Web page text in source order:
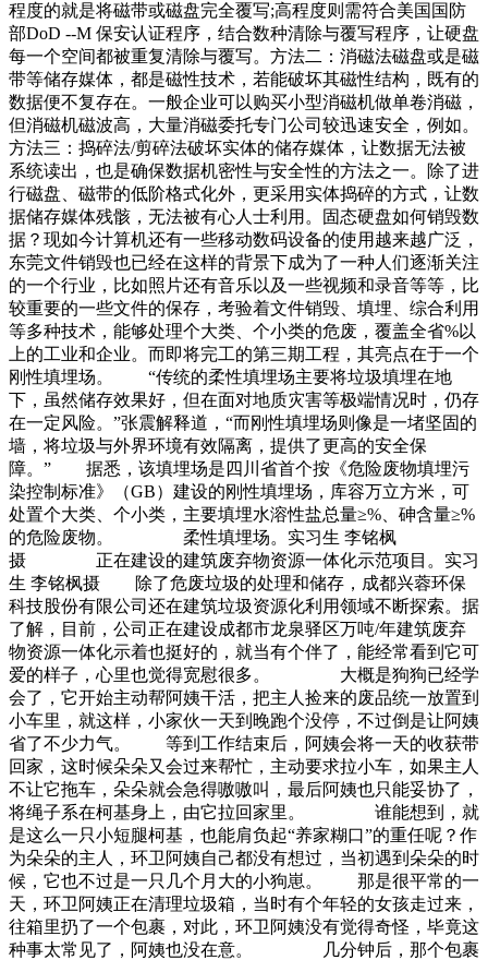
程度的就是将磁带或磁盘完全覆写;高程度则需符合美国国防
部DoD --M 保安认证程序，结合数种清除与覆写程序，让硬盘
每一个空间都被重复清除与覆写。方法二：消磁法磁盘或是磁
带等储存媒体，都是磁性技术，若能破坏其磁性结构，既有的
数据便不复存在。一般企业可以购买小型消磁机做单卷消磁，
但消磁机磁波高，大量消磁委托专门公司较迅速安全，例如。
方法三：捣碎法/剪碎法破坏实体的储存媒体，让数据无法被
系统读出，也是确保数据机密性与安全性的方法之一。除了进
行磁盘、磁带的低阶格式化外，更采用实体捣碎的方式，让数
据储存媒体残骸，无法被有心人士利用。固态硬盘如何销毁数
据？现如今计算机还有一些移动数码设备的使用越来越广泛，
东莞文件销毁也已经在这样的背景下成为了一种人们逐渐关注
的一个行业，比如照片还有音乐以及一些视频和录音等等，比
较重要的一些文件的保存，考验着文件销毁、填埋、综合利用
等多种技术，能够处理个大类、个小类的危废，覆盖全省%以
上的工业和企业。而即将完工的第三期工程，其亮点在于一个
刚性填埋场。 “传统的柔性填埋场主要将垃圾填埋在地
下，虽然储存效果好，但在面对地质灾害等极端情况时，仍存
在一定风险。”张震解释道，“而刚性填埋场则像是一堵坚固的
墙，将垃圾与外界环境有效隔离，提供了更高的安全保
障。” 据悉，该填埋场是四川省首个按《危险废物填埋污
染控制标准》（GB）建设的刚性填埋场，库容万立方米，可
处置个大类、个小类，主要填埋水溶性盐总量≥%、砷含量≥%
的危险废物。 柔性填埋场。实习生 李铭枫
摄 正在建设的建筑废弃物资源一体化示范项目。实习
生 李铭枫摄 除了危废垃圾的处理和储存，成都兴蓉环保
科技股份有限公司还在建筑垃圾资源化利用领域不断探索。据
了解，目前，公司正在建设成都市龙泉驿区万吨/年建筑废弃
物资源一体化示着也挺好的，就当有个伴了，能经常看到它可
爱的样子，心里也觉得宽慰很多。 大概是狗狗已经学
会了，它开始主动帮阿姨干活，把主人捡来的废品统一放置到
小车里，就这样，小家伙一天到晚跑个没停，不过倒是让阿姨
省了不少力气。 等到工作结束后，阿姨会将一天的收获带
回家，这时候朵朵又会过来帮忙，主动要求拉小车，如果主人
不让它拖车，朵朵就会急得嗷嗷叫，最后阿姨也只能妥协了，
将绳子系在柯基身上，由它拉回家里。 谁能想到，就
是这么一只小短腿柯基，也能肩负起“养家糊口”的重任呢？作
为朵朵的主人，环卫阿姨自己都没有想过，当初遇到朵朵的时
候，它也不过是一只几个月大的小狗崽。 那是很平常的一
天，环卫阿姨正在清理垃圾箱，当时有个年轻的女孩走过来，
往箱里扔了一个包裹，对此，环卫阿姨没有觉得奇怪，毕竟这
种事太常见了，阿姨也没在意。 几分钟后，那个包裹